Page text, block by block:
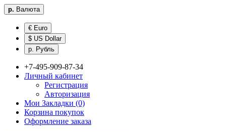
р. Валюта
€ Euro
$ US Dollar
р. Рубль
+7-495-909-87-34
Личный кабинет
Регистрация
Авторизация
Мои Закладки (0)
Корзина покупок
Оформление заказа